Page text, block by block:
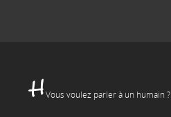
Vous voulez parler à un humain ?